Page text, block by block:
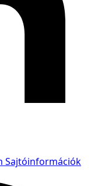
Sajtóinformációk